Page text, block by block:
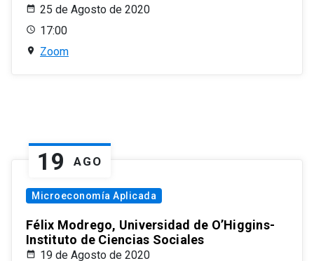
25 de Agosto de 2020
17:00
Zoom
19 AGO
Microeconomía Aplicada
Félix Modrego, Universidad de O’Higgins-
Instituto de Ciencias Sociales
19 de Agosto de 2020